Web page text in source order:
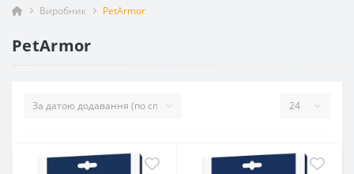
Виробник PetArmor
PetArmor